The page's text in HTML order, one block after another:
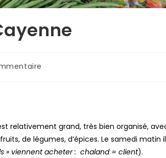
relativement grand, très bien organisé,
de légumes, d’épices. Le samedi matin il
» viennent acheter : chaland = client).